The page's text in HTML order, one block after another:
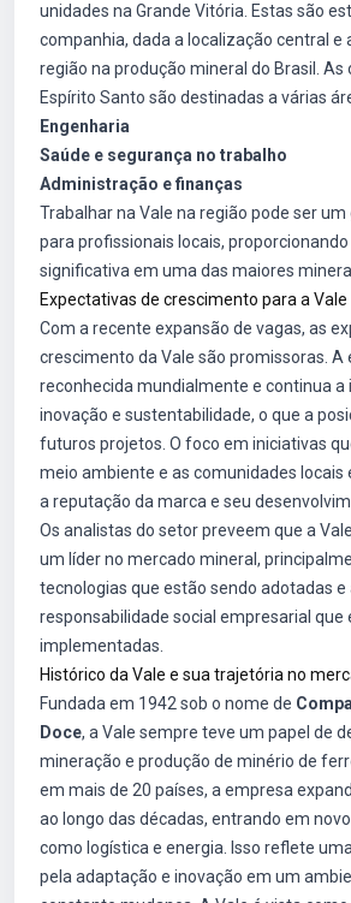
unidades na Grande Vitória. Estas são
companhia, dada a localização central e
região na produção mineral do Brasil. As
Espírito Santo são destinadas a várias
Engenharia
Saúde e segurança no trabalho
Administração e finanças
Trabalhar na Vale na região pode ser
para profissionais locais,
significativa em uma das maiores
Expectativas de crescimento para a Vale
Com a recente expansão de vagas, as
crescimento da Vale são promissoras. A
reconhecida mundialmente e continua a
inovação e sustentabilidade, o que a
futuros projetos. O foco em iniciativas
meio ambiente e as comunidades
a reputação da marca e seu
Os analistas do setor preveem que a
um líder no mercado mineral,
tecnologias que estão sendo adotadas e
responsabilidade social empresarial que
implementadas.
Histórico da Vale e sua trajetória no
Fundada em 1942 sob o nome de
Doce, a Vale sempre teve um papel de
mineração e produção de minério de
em mais de 20 países, a empresa
ao longo das décadas, entrando em
como logística e energia. Isso reflete
pela adaptação e inovação em um